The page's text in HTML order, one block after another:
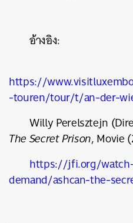
อ้างอิง:
https://
-touren/tour/t/an-der-
Willy Perelsztejn
The Secret Prison, Movie
https://jfi.org/
demand/ashcan-the-